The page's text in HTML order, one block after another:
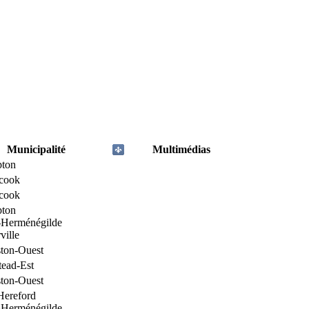
Municipalité
Multimédias
Ouest
Est
Ouest